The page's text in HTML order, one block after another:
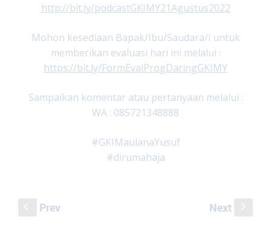
http://bit.ly/podcastGKIMY21Agustus2022
Mohon kesediaan Bapak/Ibu/Saudara/i untuk
memberikan evaluasi hari ini melalui :
https://bit.ly/FormEvalProgDaringGKIMY
Sampaikan komentar atau pertanyaan melalui :
WA : 085721348888
#GKIMaulanaYusuf
#dirumahaja
Prev Next